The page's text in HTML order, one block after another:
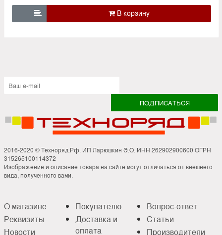

2016-2020 © Техноряд.Рф. ИП Ларюшкин Э.О. ИНН 262902900600 ОГРН
315265100114372
Изображение и описание товара на сайте могут отличаться от внешнего
вида, полученного вами.
О магазине
Реквизиты
Новости
Покупателю
Доставка и
оплата
Вопрос-ответ
Статьи
Производители